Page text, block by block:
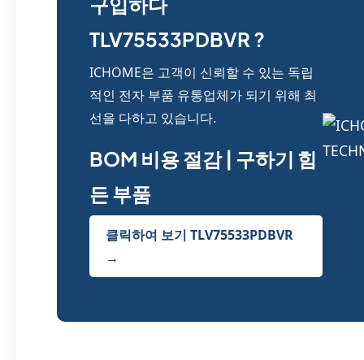
TLV75533PDBVR ?
ICHOME은 고객이 신뢰할 수 있는 독립
적인 전자 부품 유통업체가 되기 위해 최
선을 다하고 있습니다.
BOM 비용 절감 | 구하기 힘
든 부품
클릭하여 보기 TLV75533PDBVR
→